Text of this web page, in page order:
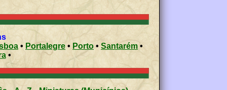
• Portalegre • Porto• Santarém •
•